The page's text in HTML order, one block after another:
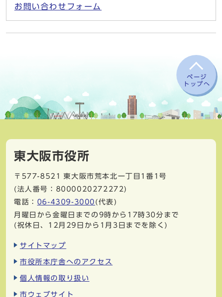
お問い合わせフォーム
ページ
トップへ
東大阪市役所
〒577-8521
東大阪市荒本北一丁目1番1号
(法人番号：8000020272272)
電話： 06-4309-3000 (代表)
月曜日から金曜日までの9時から17時30分まで
(祝休日、12月29日から1月3日までを除く)
サイトマップ
市役所本庁舎へのアクセス
個人情報の取り扱い
市ウェブサイト